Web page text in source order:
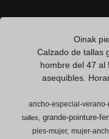
Oinak
Calzado de tallas
hombre del 47 al
asequibles.
ancho-especial-verano-
tailles
grande-pointure-
pies-mujer mujer-